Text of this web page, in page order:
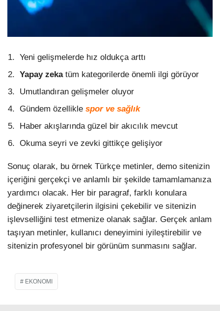
Yeni gelişmelerde hız oldukça arttı
Yapay zekatüm kategorilerde önemli ilgi görüyor
Umutlandıran gelişmeler oluyor
Gündem özellikle spor ve sağlık
Haber akışlarında güzel bir akıcılık mevcut
Okuma seyri ve zevki gittikçe gelişiyor
Sonuç olarak, bu örnek Türkçe metinler, demo sitenizin
içeriğini gerçekçi ve anlamlı bir şekilde tamamlamanıza
yardımcı olacak. Her bir paragraf, farklı konulara
değinerek ziyaretçilerin ilgisini çekebilir ve sitenizin
işlevselliğini test etmenize olanak sağlar. Gerçek anlam
taşıyan metinler, kullanıcı deneyimini iyileştirebilir ve
sitenizin profesyonel bir görünüm sunmasını sağlar.
EKONOMI